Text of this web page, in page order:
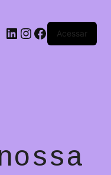
LinkedIn
Instagram
Facebook
Acessar